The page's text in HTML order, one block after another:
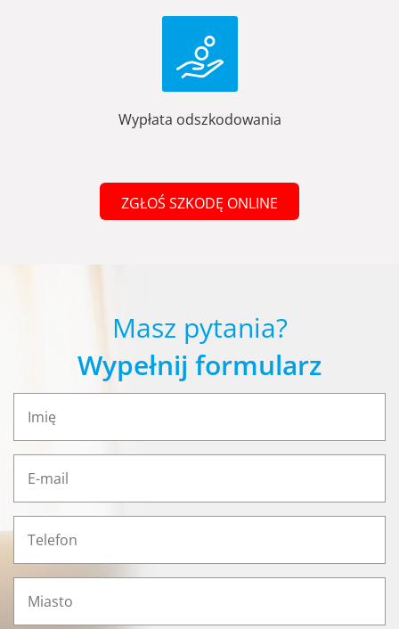
Wypłata odszkodowania
ZGŁOŚ SZKODĘ ONLINE
Masz pytania?
Wypełnij formularz